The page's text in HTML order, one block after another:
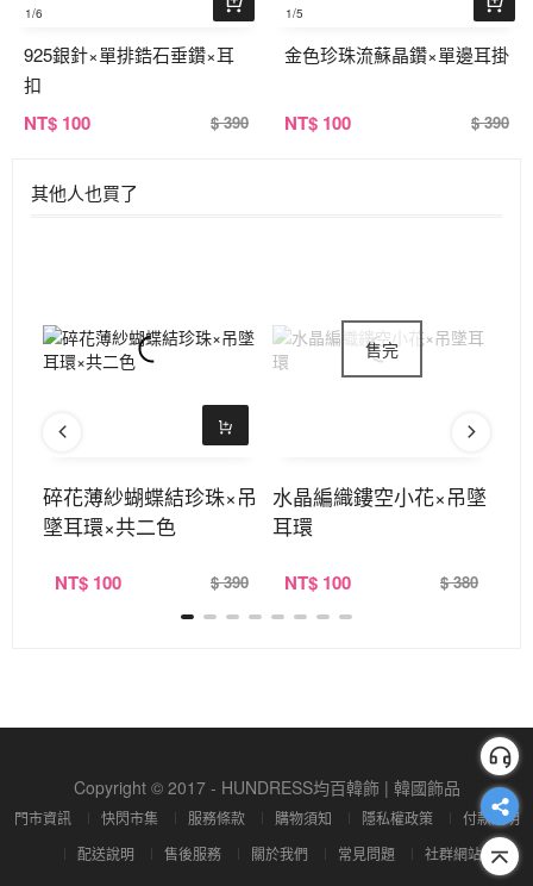
1/6
925銀針×單排鋯石垂鑽×耳
扣
NT$ 100 $ 390
1/5
金色珍珠流蘇晶鑽×單邊耳掛
NT$ 100 $ 390
其他人也買了
碎花薄紗蝴蝶結珍珠×吊
墜耳環×共二色
NT$ 100 $ 390
水晶編織鏤空小花×吊墜
耳環
NT$ 100 $ 380
Copyright © 2017 - HUNDRESS均百韓飾 | 韓國飾品
門市資訊 快閃市集 服務條款 購物須知 隱私權政策
付款說明
配送說明
售後服務 關於我們 常見問題 社群網站